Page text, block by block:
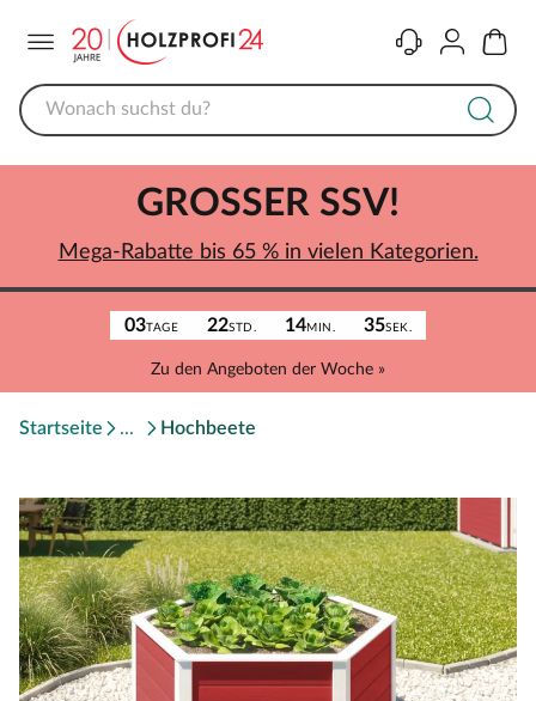
KontaktKonto
03TAGE 22STD. 14MIN. 35SEK.
Zu den Angeboten der Woche »
GROSSER SSV!
Mega-Rabatte bis 65 % in vielen Kategorien.
Startseite Hochbeete